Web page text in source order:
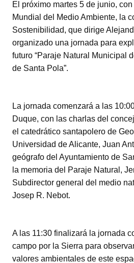
El próximo martes 5 de junio,
Mundial del Medio Ambiente, la
Sostenibilidad, que dirige
organizado una jornada para
futuro “Paraje Natural Municipal
de Santa Pola”.
La jornada comenzará a las
Duque, con las charlas del
el catedrático santapolero de
Universidad de Alicante, Juan
geógrafo del Ayuntamiento de
la memoria del Paraje Natural,
Subdirector general del medio
Josep R. Nebot.
A las 11:30 finalizará la jornada
campo por la Sierra para
valores ambientales de este